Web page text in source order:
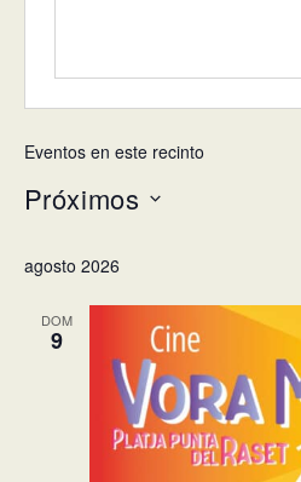
Eventos en este recinto
Próximos
la
agosto 2026
DOM
9